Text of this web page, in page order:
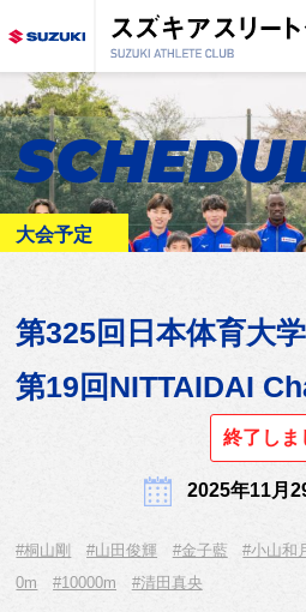
大会予定
第325回日本体育大
第19回NITTAIDAI
終了しま
2025年11月
#桐山剛 #山田俊輝 #金子藍 #小山和
0m
#10000m #清田真央